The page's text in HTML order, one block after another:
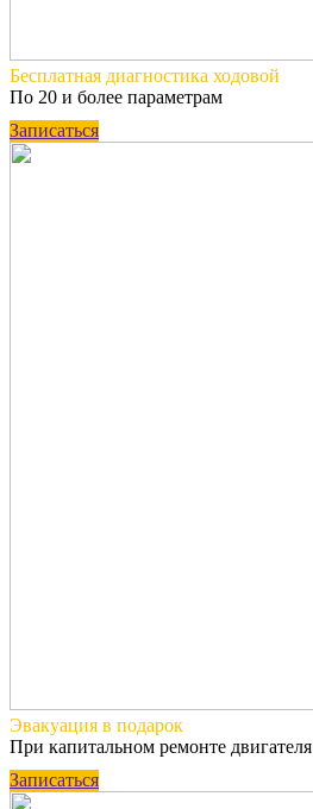
Бесплатная диагностика ходовой
По 20 и более параметрам
Записаться
Эвакуация в подарок
При капитальном ремонте двигателя
Записаться